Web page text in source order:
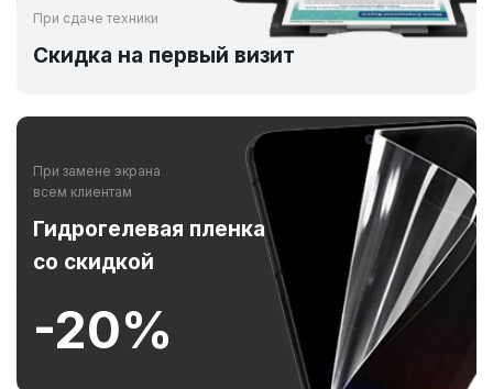
При сдаче техники
Скидка на первый визит
При замене экрана
всем клиентам
Гидрогелевая пленка
со скидкой
-20%